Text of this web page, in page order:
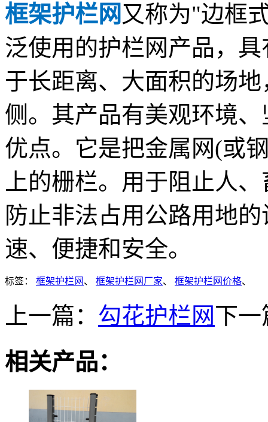
框架护栏网 又称为"边框
泛使用的护栏网产品，
于长距离、大面积的场
侧。其产品有美观环境
优点。它是把金属网(或
上的栅栏。用于阻止人
防止非法占用公路用地
速、便捷和安全。
标签： 框架护栏网 、 框架护栏网厂家、 框架护栏网价格、
上一篇： 勾花护栏网下一
相关产品：